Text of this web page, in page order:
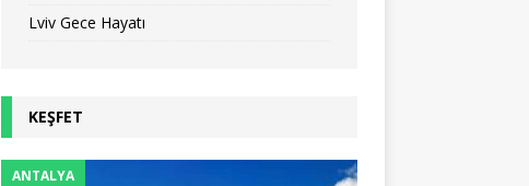
Lviv Gece Hayatı
KEŞFET
ANTALYA